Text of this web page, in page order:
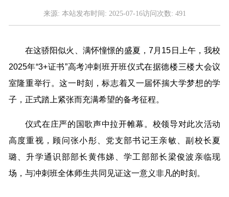
来源: 本站发布时间: 2025-07-16访问次数: 491
在这骄阳似火、满怀憧憬的盛夏，7月15日上午，我校
2025年“3+证书”高考冲刺班开班仪式在据德楼三楼大会议
室隆重举行。这一时刻，标志着又一届怀揣大学梦想的学
子，正式踏上紧张而充满希望的备考征程。
仪式在庄严的国歌声中拉开帷幕。校领导对此次活动
高度重视，顾问张小彤、党支部书记王亲敏、副校长夏
璐、升学通识部部长黄伟娣、学工部部长梁俊波亲临现
场，与冲刺班全体师生共同见证这一意义非凡的时刻。